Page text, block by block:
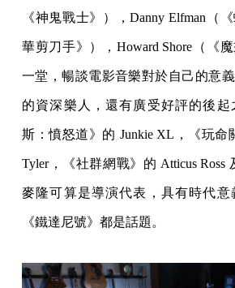
《神鬼戰士》），Danny Elfman（
華剪刀手》），Howard Shore（《
一堂，暢談電影音樂對於自己的意
的資深樂人，還有廣受好評的後起
斯：憤怒道》的 Junkie XL，《玩命
Tyler，《社群網戰》的 Atticus Ross
麥隆可算是導演代表，具有時代意
《鐵達尼號》都是話題。